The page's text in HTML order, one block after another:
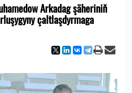
Arkadag şäheriniň
çaltlaşdyrmaga